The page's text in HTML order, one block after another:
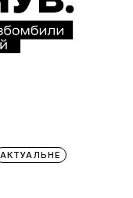
АКТУАЛЬНЕ